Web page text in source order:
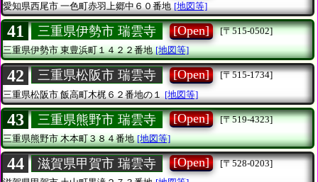
愛知県西尾市一色町赤羽上郷中６０番地 [地図等]
41 三重県伊勢市 瑞雲寺 [Open]
[〒515-0502]
三重県伊勢市東豊浜町１４２２番地 [地図等]
42 三重県松阪市 瑞雲寺 [Open]
[〒515-1734]
三重県松阪市 飯高町木梶６２番地の１ [地図等]
43 三重県熊野市 瑞雲寺 [Open]
[〒519-4323]
三重県熊野市木本町３８４番地 [地図等]
44 滋賀県甲賀市 瑞雲寺 [Open]
[〒528-0203]